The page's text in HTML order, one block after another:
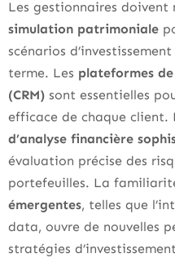
Les gestionnaires doivent
simulation patrimoniale
scénarios
terme. Les plateformes
(CRM) sont essentielles
efficace de chaque client.
d’analyse financière
évaluation précise des
portefeuilles. La
émergentes, telles que
data, ouvre de nouvelles
stratégies